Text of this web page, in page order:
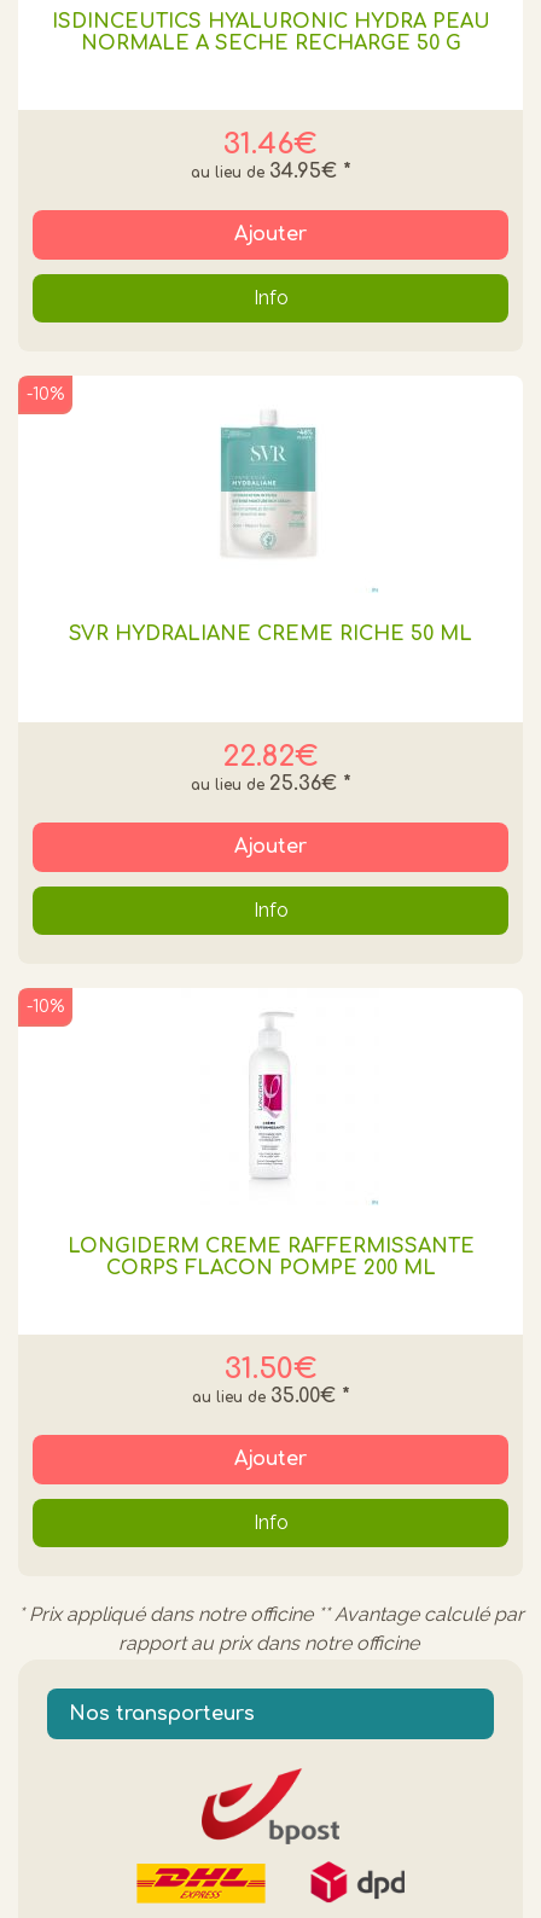
ISDINCEUTICS HYALURONIC HYDRA PEAU
NORMALE A SECHE RECHARGE 50 G
31.46€
34.95€ *
Ajouter
Info
SVR HYDRALIANE CRÈME RICHE 50 ML
22.82€
-10%
25.36€ *
Ajouter
Info
LONGIDERM CRÈME RAFFERMISSANTE
CORPS FLACON POMPE 200 ML
31.50€
-10%
35.00€ *
Ajouter
Info
* Prix appliqué dans notre officine ** Avantage calculé par
rapport au prix dans notre officine
Nos transporteurs